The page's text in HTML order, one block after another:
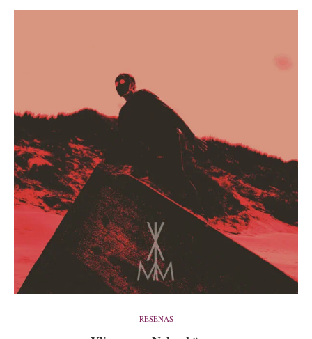
RESEÑAS